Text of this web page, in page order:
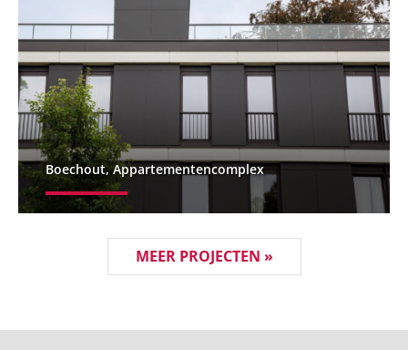
Boechout, Appartementencomplex
MEER PROJECTEN »